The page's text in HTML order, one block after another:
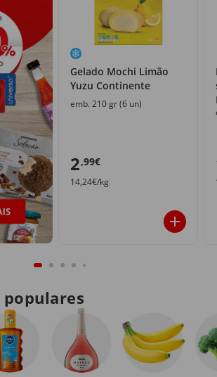
Gelado Mochi Limão
Yuzu Continente
emb. 210 gr (6 un)
2,99€
14,24€/kg